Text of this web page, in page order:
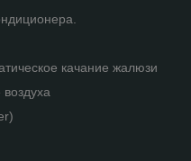
качание жалюзи